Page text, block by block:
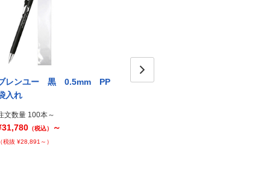
レンユー 黒 0.5mm PP
入れ
文数量 100本～
（税込） ～
（税抜 ¥28,891～）
ブレンユー パープル